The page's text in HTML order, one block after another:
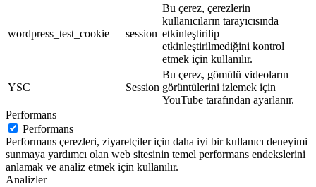
wordpress_test_cookie session
Bu çerez, çerezlerin
kullanıcıların tarayıcısında
etkinleştirilip
etkinleştirilmediğini kontrol
etmek için kullanılır.
YSC Session
Bu çerez, gömülü videoların
görüntülerini izlemek için
YouTube tarafından ayarlanır.
Performans
Performans
Performans çerezleri, ziyaretçiler için daha iyi bir kullanıcı deneyimi
sunmaya yardımcı olan web sitesinin temel performans endekslerini
anlamak ve analiz etmek için kullanılır.
Analizler